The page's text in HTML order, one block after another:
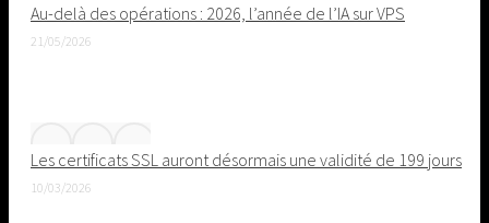
Au-delà des opérations : 2026, l’année de l’IA sur VPS
21/05/2026
Les certificats SSL auront désormais une validité de 199 jours
10/03/2026